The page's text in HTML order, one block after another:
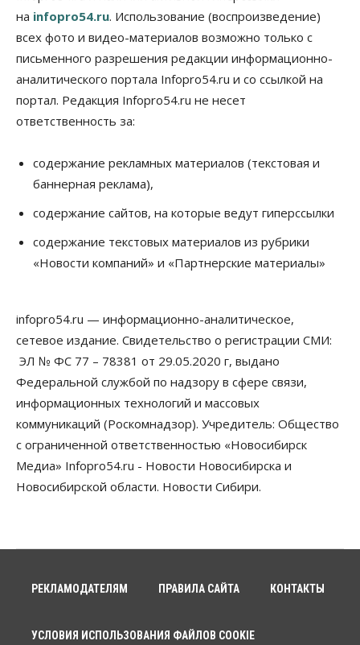
появится в Новосибирске
09 Августа 2026, 12:00
Общество
Места в колледжах Новосибирска будут
«бронировать» со школы
09 Августа 2026, 11:00
новосибирской сети СТО пояснил кому можно
заливать бензин Евро‑2
09 Августа 2026, 10:00
Бизнес
Работодатели Новосибирска заявили в центры
занятости почти 32 тысячи вакансий
09 Августа 2026, 09:00
Спрос на машино-места в
Новосибирской области вырос в полтора раза
08 Августа 2026, 18:00
Общество
К современному юридическому образованию в
России возникает много вопросов
08 Августа 2026, 17:00
Общество
Новосибирские вузы опубликовали
приказы о зачислении на бюджетные места
08 Августа 2026, 15:00
Продажи подержанных электромобилей в
на infopro54.ru. Использование (воспроизведение)
всех фото и видео-материалов возможно только с
письменного разрешения редакции информационно-
аналитического портала Infopro54.ru и со ссылкой на
портал. Редакция Infopro54.ru не несет
ответственность за:
содержание рекламных материалов (текстовая и
баннерная реклама),
содержание сайтов, на которые ведут гиперссылки
содержание текстовых материалов из рубрики
«Новости компаний» и «Партнерские материалы»
infopro54.ru — информационно-аналитическое,
сетевое издание. Свидетельство о регистрации СМИ:
ЭЛ № ФС 77 – 78381 от 29.05.2020 г, выдано
Федеральной службой по надзору в сфере связи,
информационных технологий и массовых
коммуникаций (Роскомнадзор). Учредитель: Общество
с ограниченной ответственностью «Новосибирск
Медиа» Infopro54.ru - Новости Новосибирска и
Новосибирской области. Новости Сибири.
РЕКЛАМОДАТЕЛЯМ ПРАВИЛА САЙТА КОНТАКТЫ
УСЛОВИЯ ИСПОЛЬЗОВАНИЯ ФАЙЛОВ COOKIE